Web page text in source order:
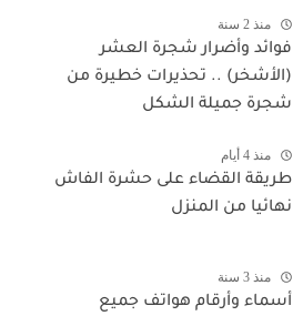
منذ 2 سنة
فوائد وأضرار شجرة العشر
(الأشخر) .. تحذيرات خطيرة من
شجرة جميلة الشكل
منذ 4 أيام
طريقة القضاء على حشرة الفاش
نهائيا من المنزل
منذ 3 سنة
أسماء وأرقام هواتف جميع